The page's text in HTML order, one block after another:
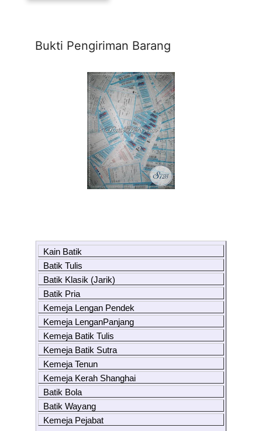
Bukti Pengiriman Barang
Kain Batik
Batik Tulis
Batik Klasik (Jarik)
Batik Pria
Kemeja Lengan Pendek
Kemeja LenganPanjang
Kemeja Batik Tulis
Kemeja Batik Sutra
Kemeja Tenun
Kemeja Kerah Shanghai
Batik Bola
Batik Wayang
Kemeja Pejabat